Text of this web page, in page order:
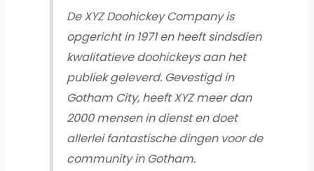
De XYZ Doohickey Company is
opgericht in 1971 en heeft sindsdien
kwalitatieve doohickeys aan het
publiek geleverd. Gevestigd in
Gotham City, heeft XYZ meer dan
2000 mensen in dienst en doet
allerlei fantastische dingen voor de
community in Gotham.